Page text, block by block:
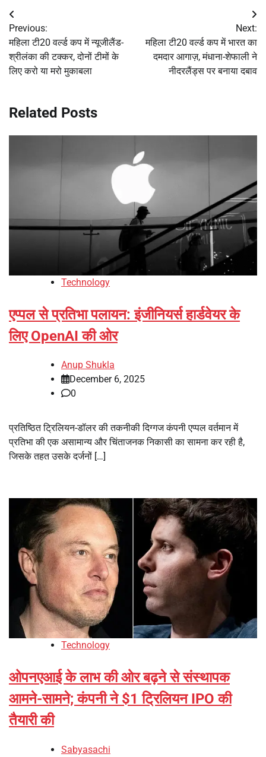
Post
navigation
Previous:
महिला टी20 वर्ल्ड कप में न्यूजीलैंड-
श्रीलंका की टक्कर, दोनों टीमों के
लिए करो या मरो मुकाबला
Next:
महिला टी20 वर्ल्ड कप में भारत का
दमदार आगाज़, मंधाना-शेफाली ने
नीदरलैंड्स पर बनाया दबाव
Related Posts
Technology
एप्पल से प्रतिभा पलायन: इंजीनियर्स हार्डवेयर के
लिए OpenAI की ओर
Anup Shukla
December 6, 2025
0
प्रतिष्ठित ट्रिलियन-डॉलर की तकनीकी दिग्गज कंपनी एप्पल वर्तमान में
प्रतिभा की एक असामान्य और चिंताजनक निकासी का सामना कर रही है,
जिसके तहत उसके दर्जनों […]
Technology
ओपनएआई के लाभ की ओर बढ़ने से संस्थापक
आमने-सामने; कंपनी ने $1 ट्रिलियन IPO की
तैयारी की
Sabyasachi